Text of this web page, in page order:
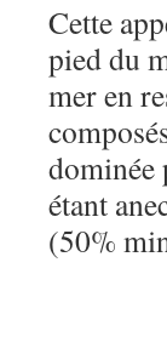
Cette
pied du
mer en
dominée
étant
(50%